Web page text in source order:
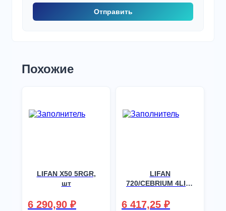
Похожие
LIFAN X50 5RGR,
шт
6 290,90 ₽
LIFAN
720/CEBRIUM 4LIM,
6 417,25 ₽